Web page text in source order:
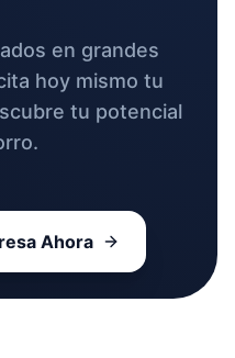
en grandes
hoy mismo tu
tu potencial
Ahora